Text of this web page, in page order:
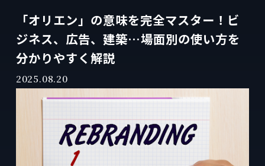
「オリエン」の意味を完全マスター！ビ
ジネス、広告、建築…場面別の使い方を
分かりやすく解説
2025.08.20